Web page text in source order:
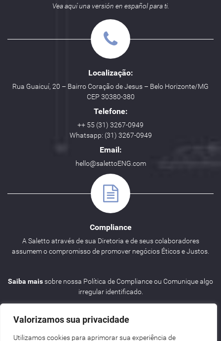
Valorizamos sua privacidade
Utilizamos cookies para aprimorar sua experiência de
Vea aquí una versión en español para ti.
Localização:
Rua Guaicuí, 20 – Bairro Coração de Jesus – Belo Horizonte/MG
CEP 30380-380
Telefone:
++ 55 (31) 3267-0949
Whatsapp: (31) 3267-0949
Email:
hello@salettoENG.com
Compliance
A Saletto através de sua Diretoria e de seus colaboradores
assumem o compromisso de promover negócios Éticos e Justos.
Saiba maissobre nossa Política de Compliance ou Comunique algo
irregular identificado.